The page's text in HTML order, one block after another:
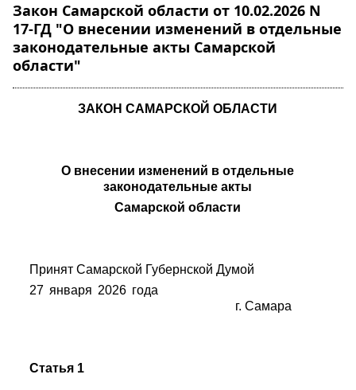
Закон Самарской области от 10.02.2026 N
17-ГД "О внесении изменений в отдельные
законодательные акты Самарской
области"
ЗАКОН САМАРСКОЙ ОБЛАСТИ
О внесении изменений в отдельные
законодательные акты
Самарской области
Принят Самарской Губернской Думой
27 января 2026 года
г. Самара
Статья 1